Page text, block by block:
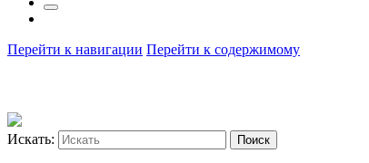
Перейти к навигации Перейти к содержимому
Искать: